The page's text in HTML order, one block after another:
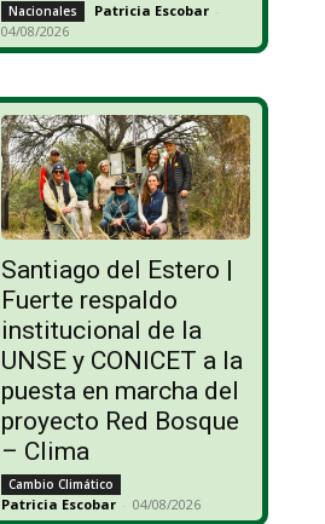
Nacionales Patricia Escobar -
04/08/2026
Santiago del Estero |
Fuerte respaldo
institucional de la
UNSE y CONICET a la
puesta en marcha del
proyecto Red Bosque
– Clima
Cambio Climático
Patricia Escobar - 04/08/2026